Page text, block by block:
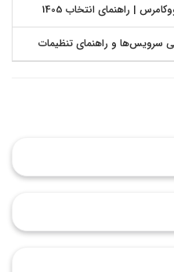
| راهنمای انتخاب 1405